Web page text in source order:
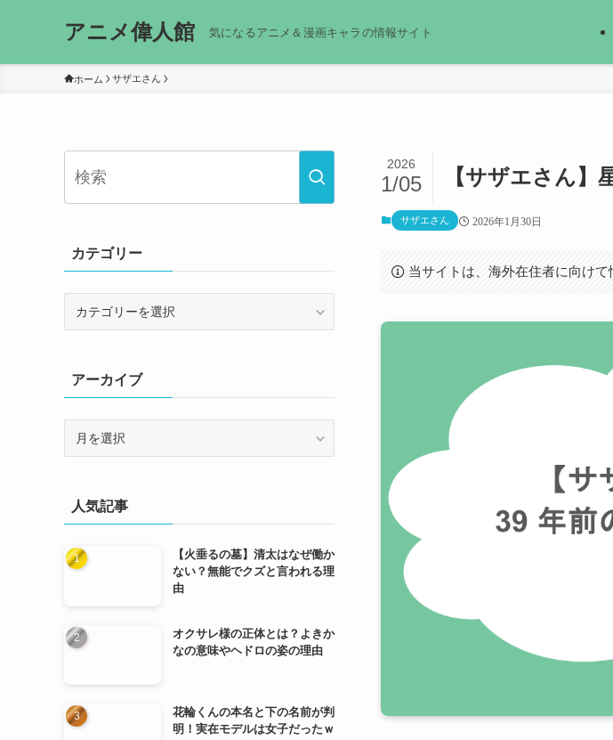
アニメ偉人館 気になるアニメ＆漫画キャラの情報サイト
ホーム サザエさん
【サザエさん
2026
1/05
サザエさん 2026年1月30日
当サイトは、海外在住者に向けて
カテゴリー
ーアーカイブ
ブ人気記事
【火垂るの墓】清太はなぜ働か
ない？無能でクズと言われる理
由
オクサレ様の正体とは？よきか
なの意味やヘドロの姿の理由
花輪くんの本名と下の名前が判
明！実在モデルは女子だったｗ